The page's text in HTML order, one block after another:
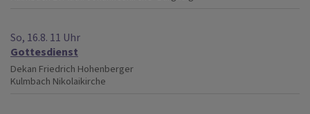
So, 16.8. 11 Uhr
Gottesdienst
Dekan Friedrich Hohenberger
Kulmbach Nikolaikirche